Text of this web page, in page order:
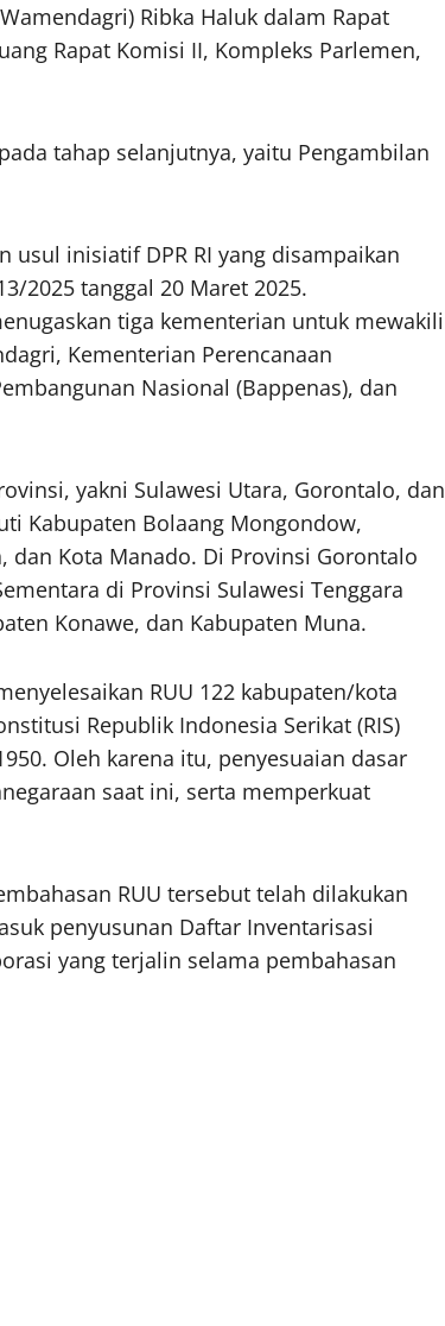
Ribka Haluk dalam Rapat
Rapat Komisi II, Kompleks Parlemen,
tahap selanjutnya, yaitu Pengambilan
usul inisiatif DPR RI yang disampaikan
2025 tanggal 20 Maret 2025.
tiga kementerian untuk mewakili
Kementerian Perencanaan
Nasional (Bappenas), dan
yakni Sulawesi Utara, Gorontalo, dan
Kabupaten Bolaang Mongondow,
dan Kota Manado. Di Provinsi Gorontalo
di Provinsi Sulawesi Tenggara
Konawe, dan Kabupaten Muna.
RUU 122 kabupaten/kota
Republik Indonesia Serikat (RIS)
Oleh karena itu, penyesuaian dasar
saat ini, serta memperkuat
RUU tersebut telah dilakukan
penyusunan Daftar Inventarisasi
yang terjalin selama pembahasan